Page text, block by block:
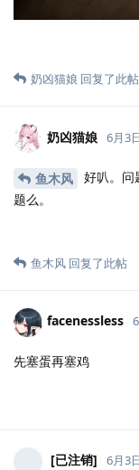
奶凶猫娘 回复了此帖
奶凶猫娘 6月3
鱼木风
好叭。问
题么。
鱼木风 回复了此帖
facenessless
先塞蛋再塞鸡
[已注销] 6月3